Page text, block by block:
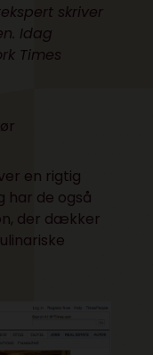
skriver
Idag
Times
en rigtig
har de også
der dækker